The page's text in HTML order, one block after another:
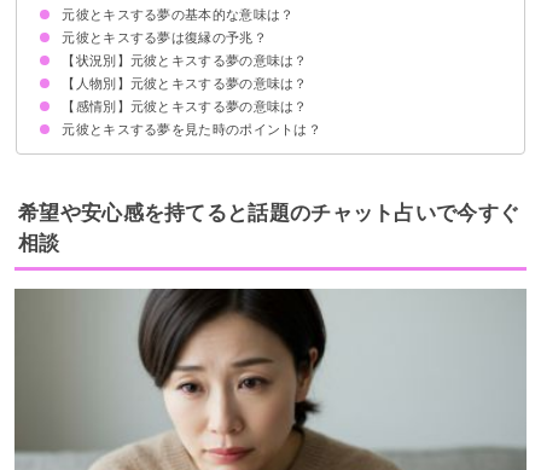
元彼とキスする夢の基本的な意味は？
愛情を欲している気持ちを暗示
状況によって意味が決まる
元彼とキスする夢は復縁の予兆？
【状況別】元彼とキスする夢の意味は？
元彼とハグしてキスする夢【警告夢】
元彼とのキスがリアルな感覚だった夢【予知夢・吉夢】
元彼とイチャついてキスする夢【吉夢・凶夢】
元彼とデートしてキスする夢【警告夢】
元彼にキスされる夢【警告夢】
元彼とキスして見つめられる夢【吉夢】
元彼とキスして体の関係を持つ夢【警告夢】
【人物別】元彼とキスする夢の意味は？
元彼が友達とキスする夢【凶夢】
元彼が今の彼女とキスする夢【警告夢】
元彼が他人とキスする夢【警告夢】
【感情別】元彼とキスする夢の意味は？
元彼とキスする夢を気持ち悪く感じた場合【警告夢】
元彼とキスする夢で戸惑いを感じた場合【吉夢・予知夢】
元彼とキスする夢で幸せを感じた場合【警告夢】
元彼とキスする夢を見た時のポイントは？
恋愛に積極的になる
自分磨きをする
希望や安心感を持てると話題のチャット占いで今すぐ
相談